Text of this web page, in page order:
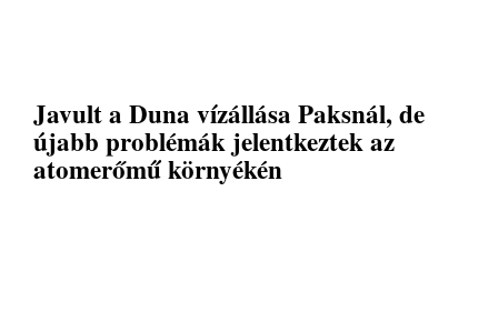
Javult a Duna vízállása Paksnál, de
újabb problémák jelentkeztek az
atomerőmű környékén